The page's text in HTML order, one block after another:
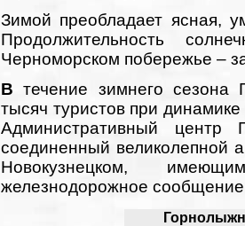
Зимой преобладает ясная,
Продолжительность
Черноморском побережье –
В течение зимнего
тысяч туристов при
Административный
соединенный великолепной
Новокузнецком,
железнодорожное